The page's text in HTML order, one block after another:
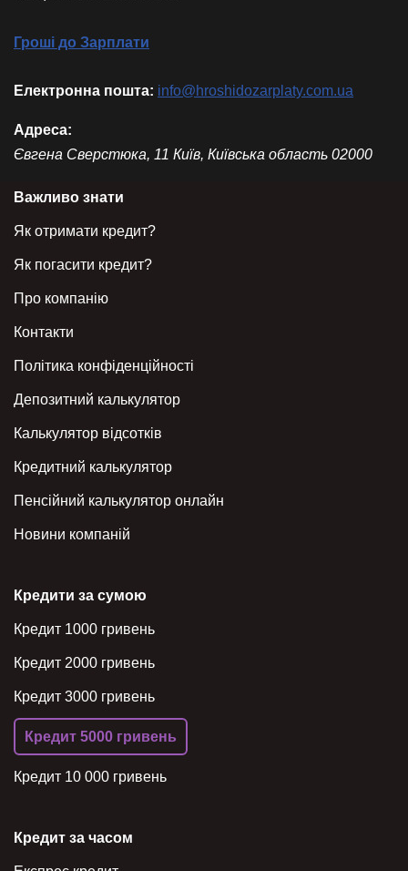
Гроші до Зарплати
Електронна пошта: info@hroshidozarplaty.com.ua
Адреса:
Євгена Сверстюка, 11 Київ, Київська область 02000
Важливо знати
Як отримати кредит?
Як погасити кредит?
Про компанію
Контакти
Політика конфіденційності
Депозитний калькулятор
Калькулятор відсотків
Кредитний калькулятор
Пенсійний калькулятор онлайн
Новини компаній
Кредити за сумою
Кредит 1000 гривень
Кредит 2000 гривень
Кредит 3000 гривень
Кредит 5000 гривень
Кредит 10 000 гривень
Кредит за часом